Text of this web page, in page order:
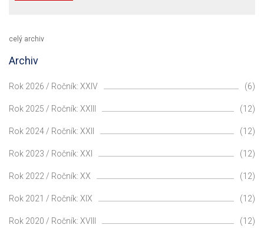
celý archiv
Archiv
Rok 2026 / Ročník: XXIV (6)
Rok 2025 / Ročník: XXIII (12)
Rok 2024 / Ročník: XXII (12)
Rok 2023 / Ročník: XXI (12)
Rok 2022 / Ročník: XX (12)
Rok 2021 / Ročník: XIX (12)
Rok 2020 / Ročník: XVIII (12)